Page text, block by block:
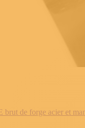
de forge acier et